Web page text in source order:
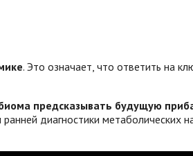
. Это означает, что ответить на
предсказывать будущую
диагностики метаболических